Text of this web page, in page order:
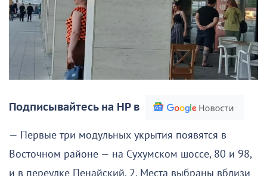
Подписывайтесь на НР в
— Первые три модульных укрытия появятся в
Восточном районе — на Сухумском шоссе, 80 и 98,
и в переулке Пенайский, 2. Места выбраны вблизи